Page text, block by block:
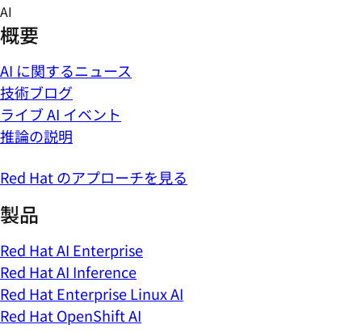
Skip
to
content
AI
概要
AI に関するニュース
技術ブログ
ライブ AI イベント
推論の説明
Red Hat のアプローチを見る
製品
Red Hat AI Enterprise
Red Hat AI Inference
Red Hat Enterprise Linux AI
Red Hat OpenShift AI